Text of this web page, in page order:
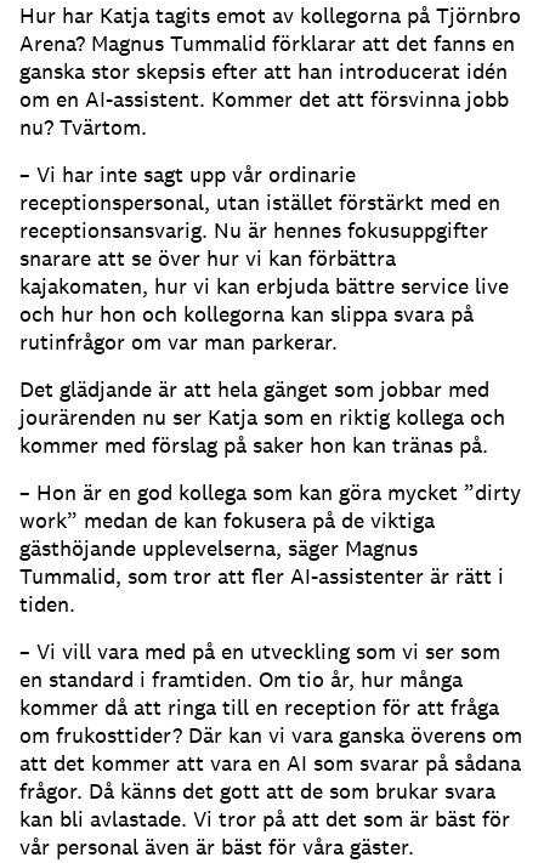
Hur har Katja tagits emot av kollegorna på Tjörnbro
Arena? Magnus Tummalid förklarar att det fanns en
ganska stor skepsis efter att han introducerat idén
om en AI-assistent. Kommer det att försvinna jobb
nu? Tvärtom.
– Vi har inte sagt upp vår ordinarie
receptionspersonal, utan istället förstärkt med en
receptionsansvarig. Nu är hennes fokusuppgifter
snarare att se över hur vi kan förbättra
kajakomaten, hur vi kan erbjuda bättre service live
och hur hon och kollegorna kan slippa svara på
rutinfrågor om var man parkerar.
Det glädjande är att hela gänget som jobbar med
jourärenden nu ser Katja som en riktig kollega och
kommer med förslag på saker hon kan tränas på.
– Hon är en god kollega som kan göra mycket ”dirty
work” medan de kan fokusera på de viktiga
gästhöjande upplevelserna, säger Magnus
Tummalid, som tror att fler AI-assistenter är rätt i
tiden.
– Vi vill vara med på en utveckling som vi ser som
en standard i framtiden. Om tio år, hur många
kommer då att ringa till en reception för att fråga
om frukosttider? Där kan vi vara ganska överens om
att det kommer att vara en AI som svarar på sådana
frågor. Då känns det gott att de som brukar svara
kan bli avlastade. Vi tror på att det som är bäst för
vår personal även är bäst för våra gäster.